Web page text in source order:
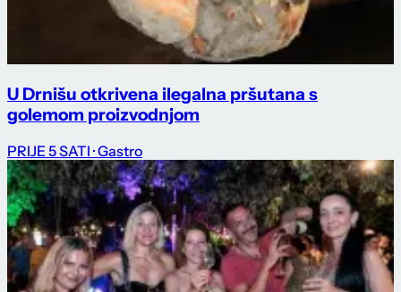
U Drnišu otkrivena ilegalna pršutana s
golemom proizvodnjom
PRIJE 5 SATI · Gastro